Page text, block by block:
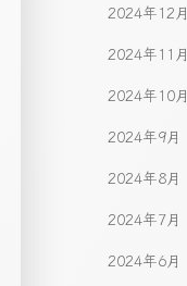
2024年12月
2024年11月
2024年10月
2024年9月
2024年8月
2024年7月
2024年6月